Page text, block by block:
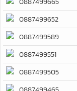
0887499652
0887499589
0887499551
0887499505